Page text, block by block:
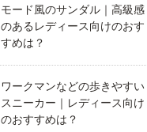
モード風のサンダル｜高級感
のあるレディース向けのおす
すめは？
ワークマンなどの歩きやすい
スニーカー｜レディース向け
のおすすめは？